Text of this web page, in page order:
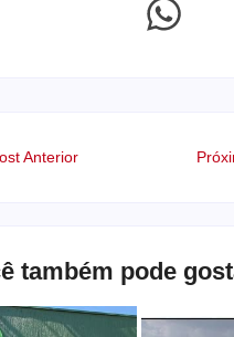
Anterior
também pode